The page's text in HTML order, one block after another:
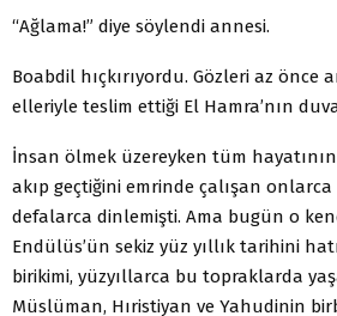
“Ağlama!” diye söylendi annesi.
Boabdil hıçkırıyordu. Gözleri az önce
elleriyle teslim ettiği El Hamra’nın
İnsan ölmek üzereyken tüm
akıp geçtiğini emrinde çalışan
defalarca dinlemişti. Ama bugün o
Endülüs’ün sekiz yüz yıllık tarihini
birikimi, yüzyıllarca bu topraklarda
Müslüman, Hıristiyan ve Yahudinin